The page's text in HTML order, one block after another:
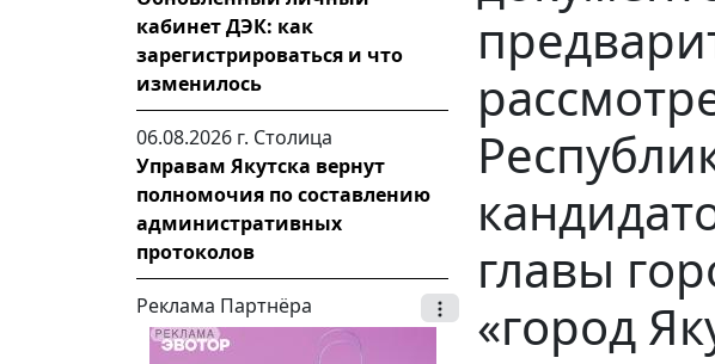
кабинет ДЭК: как
зарегистрироваться и что
изменилось
06.08.2026 г. Столица
Управам Якутска вернут
полномочия по составлению
административных
протоколов
Реклама Партнёра
главы
«город